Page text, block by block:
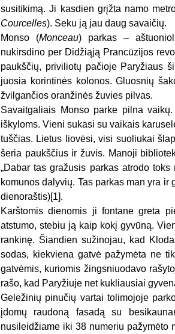
susitikimą. Ji kasdien grįžta namo
Courcelles). Seku ją jau daug savaičių.
Monso (Monceau) parkas –
nukirsdino per Didžiąją Prancūzijos
paukščių, priviliotų pačioje Paryžiaus
juosia korintinės kolonos. Gluosnių
žvilgančios oranžinės žuvies pilvas.
Savaitgaliais Monso parke pilna
iškyloms. Vieni sukasi su vaikais
tuščias. Lietus liovėsi, visi suoliukai
šeria paukščius ir žuvis. Manoji
„Dabar tas gražusis parkas atrodo
komunos dalyvių. Tas parkas man yra ir
dienoraštis)[1].
Karštomis dienomis ji fontane greta
atstumo, stebiu ją kaip kokį gyvūną.
rankinę. Šiandien sužinojau, kad
sodas, kiekviena gatvė pažymėta ne
gatvėmis, kuriomis žingsniuodavo
rašo, kad Paryžiuje net kukliausiai
Geležinių pinučių vartai tolimojoje
įdomų raudoną fasadą su
nusileidžiame iki 38 numeriu pažymėto